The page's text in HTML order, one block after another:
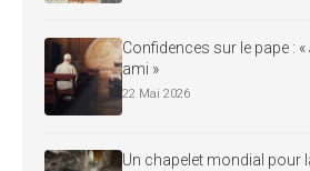
Confidences sur le pape :
ami »
22 Mai 2026
Un chapelet mondial pour